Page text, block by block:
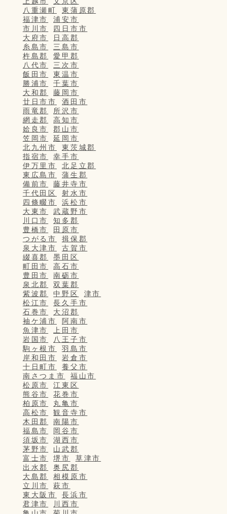
八重瀬町
東蒲原郡
福津市
浦安市
市川市
四日市市
大府市
日高郡
糸島市
三島市
杵島郡
愛甲郡
八代市
三次市
飯田市
東温市
勝浦市
千葉市
大和郡
藤岡市
廿日市市
酒田市
雨竜郡
所沢市
網走郡
高知市
姶良市
郡山市
笠岡市
延岡市
北九州市
東茨城郡
指宿市
幸手市
伊万里市
北足立郡
東広島市
蒲生郡
備前市
藤井寺市
千代田区
射水市
四條畷市
浜松市
大東市
武蔵野市
川口市
知多郡
豊橋市
田原市
つがる市
揖保郡
泉大津市
古賀市
綴喜郡
墨田区
町田市
高石市
豊田市
南砺市
泉北郡
双葉郡
紫波郡
中野区
津市
松江市
長久手市
石巻市
大沼郡
袖ケ浦市
阿南市
魚津市
上田市
岩国市
八王子市
駒ヶ根市
羽島市
岸和田市
岩倉市
十日町市
養父市
南さつま市
福山市
松原市
江東区
熊谷市
花巻市
柏原市
丸亀市
高松市
観音寺市
木田郡
南陽市
福島市
岡谷市
須坂市
湖西市
茅野市
山武郡
富士市
堺市
草津市
出水郡
奥尻郡
大島郡
相模原市
立川市
萩市
東大阪市
長浜市
君津市
川西市